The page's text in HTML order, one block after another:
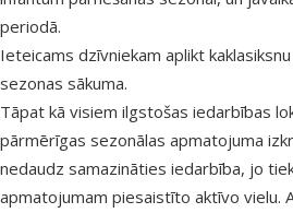
periodā.
Ieteicams dzīvniekam aplikt
sezonas sākuma.
Tāpat kā visiem ilgstošas iedarbības
pārmērīgas sezonālas apmatojuma
nedaudz samazināties iedarbība, jo
apmatojumam piesaistīto aktīvo vielu.